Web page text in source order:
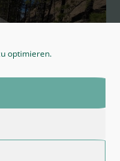
optimieren.